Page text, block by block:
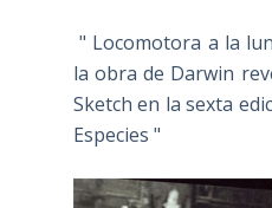
" Locomotora a la
la obra de Darwin
Sketch en la sexta
Especies "